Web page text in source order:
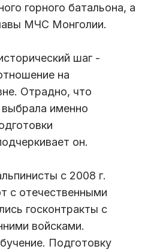
горного батальона, а
МЧС Монголии.
шаг -
на
Отрадно, что
именно
он.
с 2008 г.
с отечественными
госконтракты с
войсками.
Подготовку